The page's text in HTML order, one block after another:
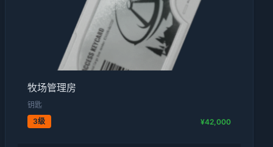
牧场管理房
钥匙
3级
¥42,000